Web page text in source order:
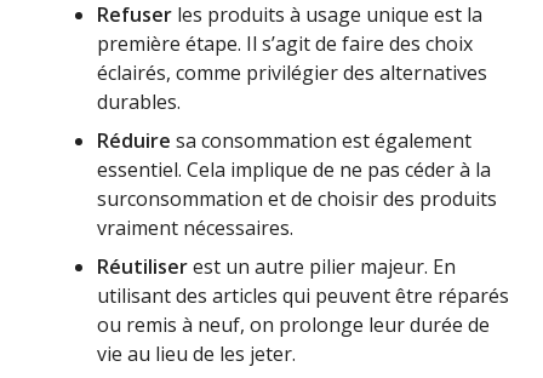
Refuser les produits à usage unique est la
première étape. Il s’agit de faire des choix
éclairés, comme privilégier des alternatives
durables.
Réduire sa consommation est également
essentiel. Cela implique de ne pas céder à la
surconsommation et de choisir des produits
vraiment nécessaires.
Réutiliserest un autre pilier majeur. En
utilisant des articles qui peuvent être réparés
ou remis à neuf, on prolonge leur durée de
vie au lieu de les jeter.